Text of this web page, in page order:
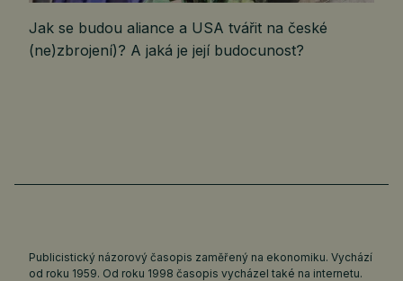
Jak se budou aliance a USA tvářit na české
(ne)zbrojení)? A jaká je její budocunost?
Publicistický názorový časopis zaměřený na ekonomiku. Vychází
od roku 1959. Od roku 1998 časopis vycházel také na internetu.